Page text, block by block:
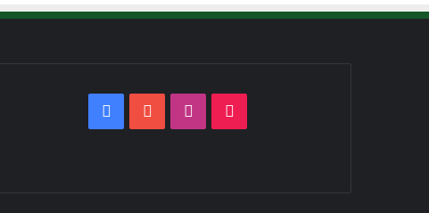
FacebookYouTubeInstagram